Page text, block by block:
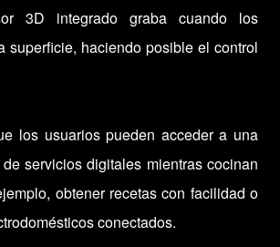
3D integrado graba cuando los
superficie, haciendo posible el control
los usuarios pueden acceder a una
servicios digitales mientras cocinan
obtener recetas con facilidad o
conectados.